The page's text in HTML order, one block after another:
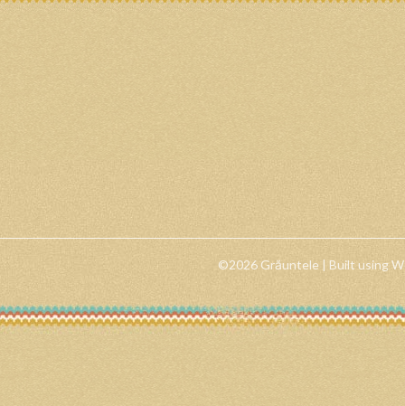
©2026 Grăuntele | Built using